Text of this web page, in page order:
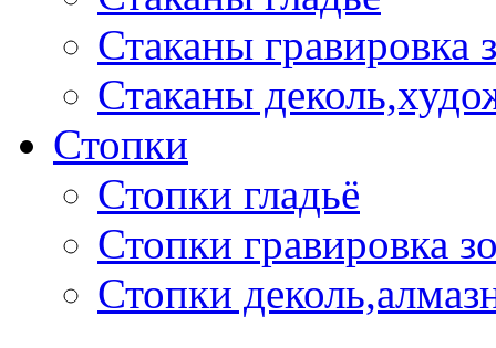
Стаканы гравировка
Стаканы
Стопки
Стопки гладьё
Стопки гравировка
Стопки